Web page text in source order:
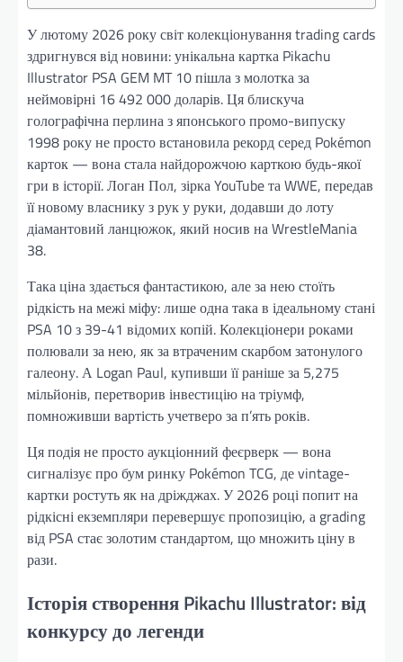
У лютому 2026 року світ колекціонування trading cards
здригнувся від новини: унікальна картка Pikachu
Illustrator PSA GEM MT 10 пішла з молотка за
неймовірні 16 492 000 доларів. Ця блискуча
голографічна перлина з японського промо-випуску
1998 року не просто встановила рекорд серед Pokémon
карток — вона стала найдорожчою карткою будь-якої
гри в історії. Логан Пол, зірка YouTube та WWE, передав
її новому власнику з рук у руки, додавши до лоту
діамантовий ланцюжок, який носив на WrestleMania
38.
Така ціна здається фантастикою, але за нею стоїть
рідкість на межі міфу: лише одна така в ідеальному стані
PSA 10 з 39-41 відомих копій. Колекціонери роками
полювали за нею, як за втраченим скарбом затонулого
галеону. А Logan Paul, купивши її раніше за 5,275
мільйонів, перетворив інвестицію на тріумф,
помноживши вартість учетверо за п’ять років.
Ця подія не просто аукціонний феєрверк — вона
сигналізує про бум ринку Pokémon TCG, де vintage-
картки ростуть як на дріжджах. У 2026 році попит на
рідкісні екземпляри перевершує пропозицію, а grading
від PSA стає золотим стандартом, що множить ціну в
рази.
Історія створення Pikachu Illustrator: від
конкурсу до легенди